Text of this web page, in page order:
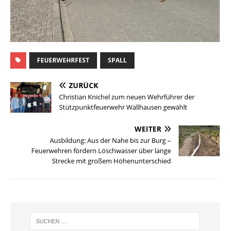
FEUERWEHRFEST SPALL
ZURÜCK
Christian Knichel zum neuen Wehrführer der
Stützpunktfeuerwehr Wallhausen gewählt
WEITER
Ausbildung: Aus der Nahe bis zur Burg –
Feuerwehren fördern Löschwasser über lange
Strecke mit großem Höhenunterschied